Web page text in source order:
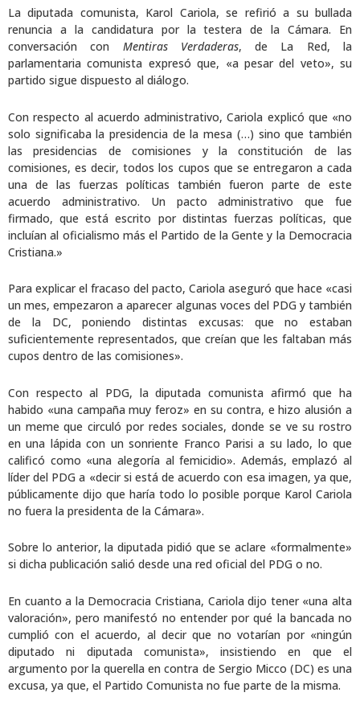
La diputada comunista, Karol Cariola, se refirió a su bullada
renuncia a la candidatura por la testera de la Cámara. En
conversación con Mentiras Verdaderas, de La Red, la
parlamentaria comunista expresó que, «a pesar del veto», su
partido sigue dispuesto al diálogo.
Con respecto al acuerdo administrativo, Cariola explicó que «no
solo significaba la presidencia de la mesa (…) sino que también
las presidencias de comisiones y la constitución de las
comisiones, es decir, todos los cupos que se entregaron a cada
una de las fuerzas políticas también fueron parte de este
acuerdo administrativo. Un pacto administrativo que fue
firmado, que está escrito por distintas fuerzas políticas, que
incluían al oficialismo más el Partido de la Gente y la Democracia
Cristiana.»
Para explicar el fracaso del pacto, Cariola aseguró que hace «casi
un mes, empezaron a aparecer algunas voces del PDG y también
de la DC, poniendo distintas excusas: que no estaban
suficientemente representados, que creían que les faltaban más
cupos dentro de las comisiones».
Con respecto al PDG, la diputada comunista afirmó que ha
habido «una campaña muy feroz» en su contra, e hizo alusión a
un meme que circuló por redes sociales, donde se ve su rostro
en una lápida con un sonriente Franco Parisi a su lado, lo que
calificó como «una alegoría al femicidio». Además, emplazó al
líder del PDG a «decir si está de acuerdo con esa imagen, ya que,
públicamente dijo que haría todo lo posible porque Karol Cariola
no fuera la presidenta de la Cámara».
Sobre lo anterior, la diputada pidió que se aclare «formalmente»
si dicha publicación salió desde una red oficial del PDG o no.
En cuanto a la Democracia Cristiana, Cariola dijo tener «una alta
valoración», pero manifestó no entender por qué la bancada no
cumplió con el acuerdo, al decir que no votarían por «ningún
diputado ni diputada comunista», insistiendo en que el
argumento por la querella en contra de Sergio Micco (DC) es una
excusa, ya que, el Partido Comunista no fue parte de la misma.